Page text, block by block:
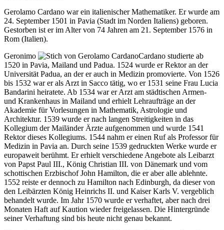
Gerolamo Cardano war ein italienischer Mathematiker. Er wurde am
24. September 1501 in Pavia (Stadt im Norden Italiens) geboren.
Gestorben ist er im Alter von 74 Jahren am 21. September 1576 in
Rom (Italien).
Geronimo
Cardano studierte ab
1520 in Pavia, Mailand und Padua. 1524 wurde er Rektor an der
Universität Padua, an der er auch in Medizin promovierte. Von 1526
bis 1532 war er als Arzt in Sacco tätig, wo er 1531 seine Frau Lucia
Bandarini heiratete. Ab 1534 war er Arzt am städtischen Armen-
und Krankenhaus in Mailand und erhielt Lehraufträge an der
Akademie für Vorlesungen in Mathematik, Astrologie und
Architektur. 1539 wurde er nach langen Streitigkeiten in das
Kollegium der Mailänder Ärzte aufgenommen und wurde 1541
Rektor dieses Kollegiums. 1544 nahm er einen Ruf als Professor für
Medizin in Pavia an. Durch seine 1539 gedruckten Werke wurde er
europaweit berühmt. Er erhielt verschiedene Angebote als Leibarzt
von Papst Paul III., König Christian III. von Dänemark und vom
schottischen Erzbischof John Hamilton, die er aber alle ablehnte.
1552 reiste er dennoch zu Hamilton nach Edinburgh, da dieser von
den Leibärzten König Heinrichs II. und Kaiser Karls V. vergeblich
behandelt wurde. Im Jahr 1570 wurde er verhaftet, aber nach drei
Monaten Haft auf Kaution wieder freigelassen. Die Hintergründe
seiner Verhaftung sind bis heute nicht genau bekannt.